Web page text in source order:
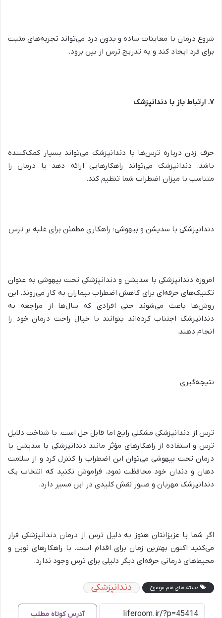
شروع درمان با معاینات ساده و بدون درد می‌تواند تجربه‌های مثبت
برای فرد ایجاد کند و به تدریج ترس از بین برود.
۷. ارتباط باز با دندانپزشک
حرف زدن درباره ترس‌ها با دندانپزشک می‌تواند بسیار کمک‌کننده
باشد. دندانپزشک می‌تواند راهکارهایی ارائه دهد یا درمان را
متناسب با میزان اضطراب شما تنظیم کند.
دندانپزشکی با سدیشن و بیهوشی؛ راهکاری مطمئن برای غلبه بر ترس
امروزه دندانپزشکی با سدیشن و دندانپزشکی تحت بیهوشی به عنوان
تکنیک‌های حرفه‌ای برای کاهش اضطراب بیماران به کار می‌روند. این
روش‌ها باعث می‌شوند حتی افرادی که سال‌ها از مراجعه به
دندانپزشک اجتناب کرده‌اند بتوانند با خیال راحت درمان خود را
انجام دهند.
نتیجه‌گیری
ترس از دندانپزشکی مشکلی رایج اما قابل حل است. با شناخت دلایل
ترس و استفاده از راهکارهای مؤثر مانند دندانپزشکی با سدیشن یا
درمان تحت بیهوشی می‌توان این اضطراب را کنترل کرد و از سلامت
دهان و دندان خود محافظت نمود. فراموش نکنید که انتخاب یک
دندانپزشک مهربان و صبور نقش کلیدی در این مسیر دارد.
اگر شما یا عزیزانتان هنوز به دلیل ترس از درمان دندانپزشکی فرار
می‌کنید اکنون بهترین زمان برای اقدام است. با راهکارهای نوین و
محیط‌های درمانی حرفه‌ای دیگر دلیلی برای ترس وجود ندارد.
دسته های هم موضوع دندانپزشکی
آدرس کوتاه مطلب